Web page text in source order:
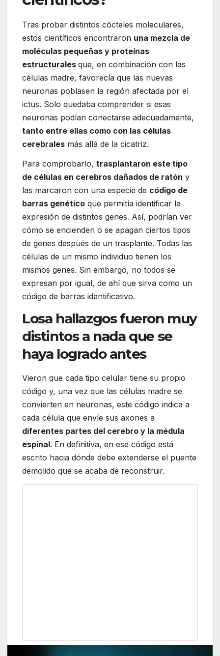
Tras probar distintos cócteles moleculares,
estos científicos encontraron una mezcla de
moléculas pequeñas y proteínas
estructurales que, en combinación con las
células madre, favorecía que las nuevas
neuronas poblasen la región afectada por el
ictus. Solo quedaba comprender si esas
neuronas podían conectarse adecuadamente,
tanto entre ellas como con las células
cerebrales más allá de la cicatriz.
Para comprobarlo, trasplantaron este tipo
de células en cerebros dañados de ratón y
las marcaron con una especie de código de
barras genético que permitía identificar la
expresión de distintos genes. Así, podrían ver
cómo se encienden o se apagan ciertos tipos
de genes después de un trasplante. Todas las
células de un mismo individuo tienen los
mismos genes. Sin embargo, no todos se
expresan por igual, de ahí que sirva como un
código de barras identificativo.
Losa hallazgos fueron muy
distintos a nada que se
haya logrado antes
Vieron que cada tipo celular tiene su propio
código y, una vez que las células madre se
convierten en neuronas, este código indica a
cada célula que envíe sus axones a
diferentes partes del cerebro y la médula
espinal. En definitiva, en ese código está
escrito hacia dónde debe extenderse el puente
demolido que se acaba de reconstruir.